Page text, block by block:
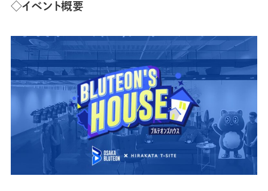
◇イベント概要